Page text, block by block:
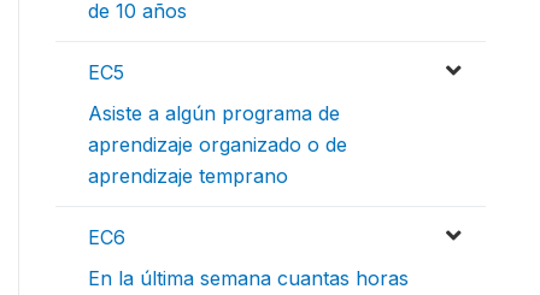
de 10 años
EC5
Asiste a algún programa de
aprendizaje organizado o de
aprendizaje temprano
EC6
En la última semana cuantas horas